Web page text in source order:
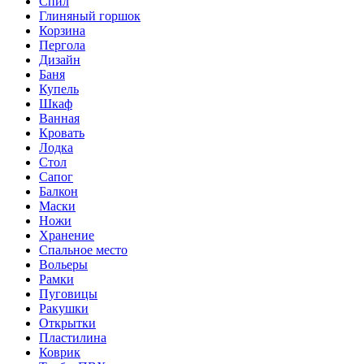
Глиняный горшок
Корзина
Пергола
Дизайн
Баня
Купель
Шкаф
Ванная
Кровать
Лодка
Стол
Сапог
Балкон
Маски
Ножи
Хранение
Спальное место
Вольеры
Рамки
Пуговицы
Ракушки
Открытки
Пластилина
Коврик